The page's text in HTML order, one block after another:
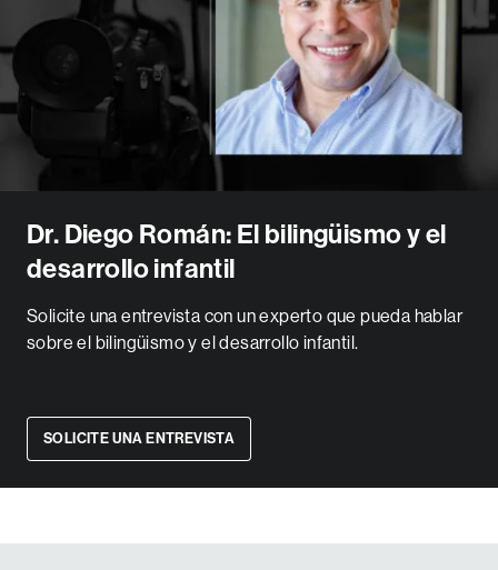
Dr. Diego Román: El bilingüismo y el
desarrollo infantil
Solicite una entrevista con un experto que pueda hablar
sobre el bilingüismo y el desarrollo infantil.
SOLICITE UNA ENTREVISTA